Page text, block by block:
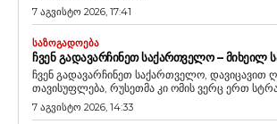
7 აგვისტო 2026, 17:41
ᲡᲐᲖᲝᲒᲐᲓᲝᲔᲑᲐ
ᲩᲕᲔᲜ ᲒᲐᲓᲐᲕᲐᲠᲩᲘᲜᲔᲗ ᲡᲐᲥᲐᲠᲗᲕᲔᲚᲝ – ᲛᲘᲮᲔᲘᲚ
ჩვენ გადავარჩინეთ საქართველო, დავიცავით
თავისუფლება, რუსეთმა კი ომის ვერც ერთ
7 აგვისტო 2026, 14:33